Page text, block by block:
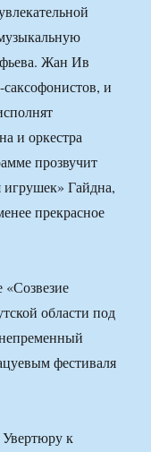
Жан Ив
и
и оркестра
прозвучит
Гайдна,
прекрасное
«Созвезие
области под
фестиваля
к